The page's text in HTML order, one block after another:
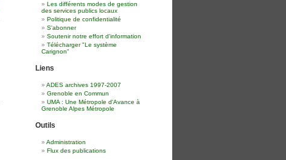
Les différents modes de gestion
des services publics locaux
Politique de confidentialité
S'abonner
Soutenir notre effort d'information
Télécharger "Le système
Carignon"
Liens
ADES archives 1997-2007
Grenoble en Commun
UMA : Une Métropole d'Avance à
Grenoble Alpes Métropole
Outils
Administration
Flux des publications